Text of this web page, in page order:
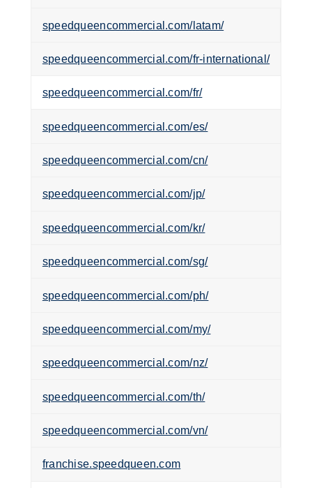
speedqueencommercial.com/latam/
speedqueencommercial.com/fr-international/
speedqueencommercial.com/fr/
speedqueencommercial.com/es/
speedqueencommercial.com/cn/
speedqueencommercial.com/jp/
speedqueencommercial.com/kr/
speedqueencommercial.com/sg/
speedqueencommercial.com/ph/
speedqueencommercial.com/my/
speedqueencommercial.com/nz/
speedqueencommercial.com/th/
speedqueencommercial.com/vn/
franchise.speedqueen.com